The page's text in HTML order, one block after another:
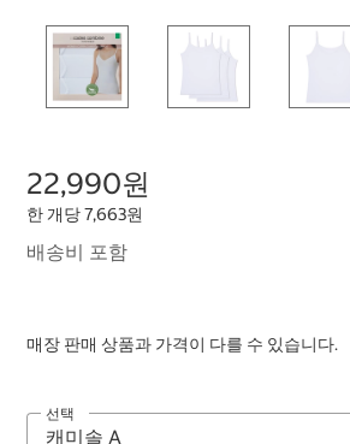
22,990원
한 개당 7,663원
배송비 포함
매장 판매 상품과 가격이 다를 수 있습니다.
선택